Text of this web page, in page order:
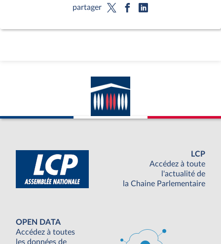
partager
LCP
Accédez à toute
l'actualité de
la Chaine Parlementaire
OPEN DATA
Accédez à toutes
les données de